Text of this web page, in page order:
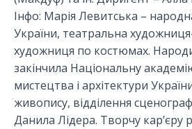
Інфо: Марія Левитська –
України, театральна
художниця по костюмах.
закінчила Національну
мистецтва і архітектури
живопису, відділення
Данила Лідера. Творчу кар’єру